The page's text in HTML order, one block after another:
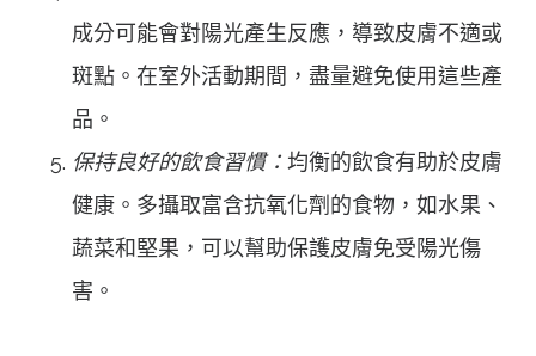
成分可能會對陽光產生反應，導致皮膚不適或
斑點。在室外活動期間，盡量避免使用這些產
品。
保持良好的飲食習慣： 均衡的飲食有助於皮膚
健康。多攝取富含抗氧化劑的食物，如水果、
蔬菜和堅果，可以幫助保護皮膚免受陽光傷
害。